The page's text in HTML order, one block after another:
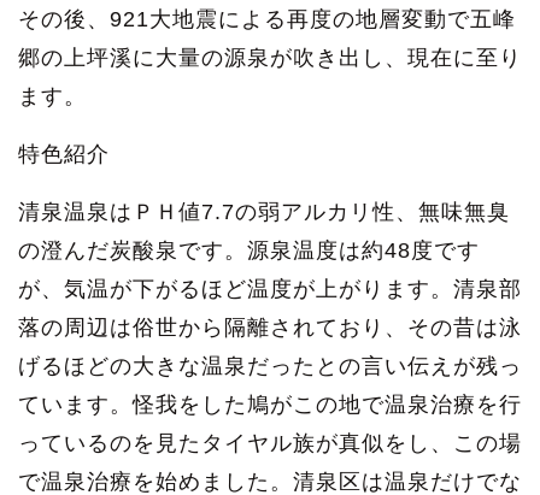
その後、921大地震による再度の地層変動で五峰
郷の上坪溪に大量の源泉が吹き出し、現在に至り
ます。
特色紹介
清泉温泉はＰＨ値7.7の弱アルカリ性、無味無臭
の澄んだ炭酸泉です。源泉温度は約48度です
が、気温が下がるほど温度が上がります。清泉部
落の周辺は俗世から隔離されており、その昔は泳
げるほどの大きな温泉だったとの言い伝えが残っ
ています。怪我をした鳩がこの地で温泉治療を行
っているのを見たタイヤル族が真似をし、この場
で温泉治療を始めました。清泉区は温泉だけでな